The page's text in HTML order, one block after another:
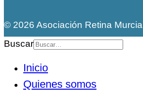
© 2026 Asociación Retina Murcia
Buscar
Inicio
Quienes somos